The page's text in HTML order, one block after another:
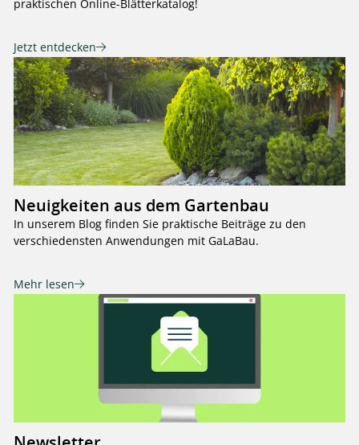
praktischen Online-Blätterkatalog!
Jetzt entdecken
Neuigkeiten aus dem Gartenbau
In unserem Blog finden Sie praktische Beiträge zu den
verschiedensten Anwendungen mit GaLaBau.
Mehr lesen